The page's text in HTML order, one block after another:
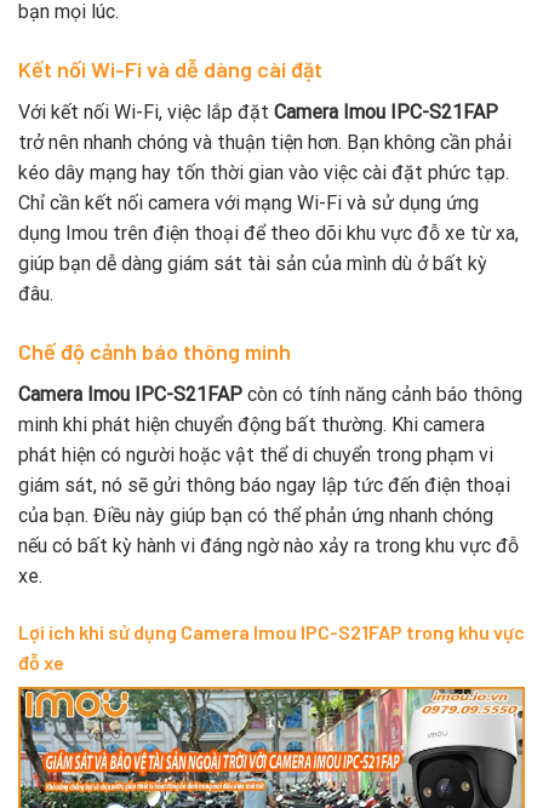
bạn mọi lúc.
Kết nối Wi-Fi và dễ dàng cài đặt
Với kết nối Wi-Fi, việc lắp đặt Camera Imou IPC-S21FAP
trở nên nhanh chóng và thuận tiện hơn. Bạn không cần phải
kéo dây mạng hay tốn thời gian vào việc cài đặt phức tạp.
Chỉ cần kết nối camera với mạng Wi-Fi và sử dụng ứng
dụng Imou trên điện thoại để theo dõi khu vực đỗ xe từ xa,
giúp bạn dễ dàng giám sát tài sản của mình dù ở bất kỳ
đâu.
Chế độ cảnh báo thông minh
Camera Imou IPC-S21FAP còn có tính năng cảnh báo thông
minh khi phát hiện chuyển động bất thường. Khi camera
phát hiện có người hoặc vật thể di chuyển trong phạm vi
giám sát, nó sẽ gửi thông báo ngay lập tức đến điện thoại
của bạn. Điều này giúp bạn có thể phản ứng nhanh chóng
nếu có bất kỳ hành vi đáng ngờ nào xảy ra trong khu vực đỗ
xe.
Lợi ích khi sử dụng Camera Imou IPC-S21FAP trong khu vực
đỗ xe